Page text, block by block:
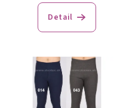
Detail